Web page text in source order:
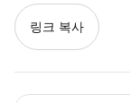
링크 복사